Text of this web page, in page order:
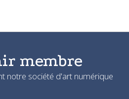
membre
notre société d'art numérique